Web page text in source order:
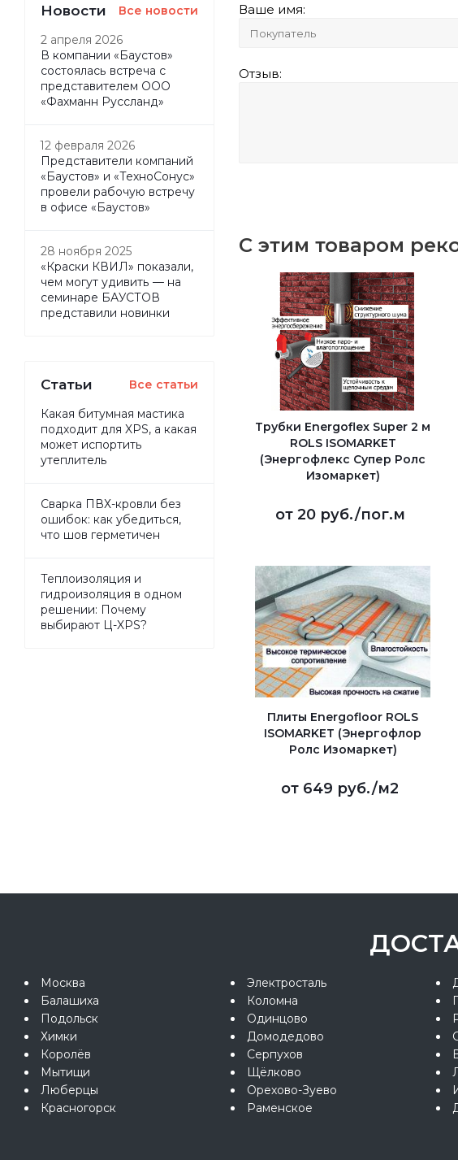
Ваше имя:
Отзыв:
С этим товаром
Трубки Energoflex Super 2 м
ROLS ISOMARKET
(Энергофлекс Супер Ролс
Изомаркет)
от 20 руб./пог.м
Плиты Energofloor ROLS
ISOMARKET (Энергофлор
Ролс Изомаркет)
от 649 руб./м2
Новости Все новости
2 апреля 2026
В компании «Баустов»
состоялась встреча с
представителем ООО
«Фахманн Руссланд»
12 февраля 2026
Представители компаний
«Баустов» и «ТехноСонус»
провели рабочую встречу
в офисе «Баустов»
28 ноября 2025
«Краски КВИЛ» показали,
чем могут удивить — на
семинаре БАУСТОВ
представили новинки
Статьи Все статьи
Какая битумная мастика
подходит для XPS, а какая
может испортить
утеплитель
Сварка ПВХ-кровли без
ошибок: как убедиться,
что шов герметичен
Теплоизоляция и
гидроизоляция в одном
решении: Почему
выбирают Ц-XPS?
Москва
Балашиха
Подольск
Химки
Королёв
Мытищи
Люберцы
Красногорск
Электросталь
Коломна
Одинцово
Домодедово
Серпухов
Щёлково
Орехово-Зуево
Раменское